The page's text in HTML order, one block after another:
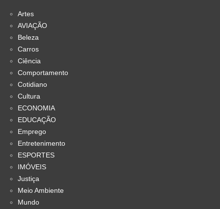
Artes
AVIAÇÃO
Beleza
Carros
Ciência
Comportamento
Cotidiano
Cultura
ECONOMIA
EDUCAÇÃO
Emprego
Entretenimento
ESPORTES
IMÓVEIS
Justiça
Meio Ambiente
Mundo